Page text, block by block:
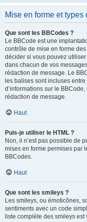
Mise en forme et types
Que sont les BBCodes ?
Le BBCode est une
contrôle de mise en forme
décider si vous pouvez
dans chacun de vos
rédaction de message. Le
les balises sont incluses
d’informations sur le
rédaction de message.
Haut
Puis-je utiliser le HTML ?
Non, il n’est pas possible de
mises en forme permises par
BBCodes.
Haut
Que sont les smileys ?
Les smileys, ou émoticônes,
sentiments avec un code
liste complète des smileys